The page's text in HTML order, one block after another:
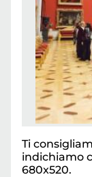
Ti
indichiamo
680x520.